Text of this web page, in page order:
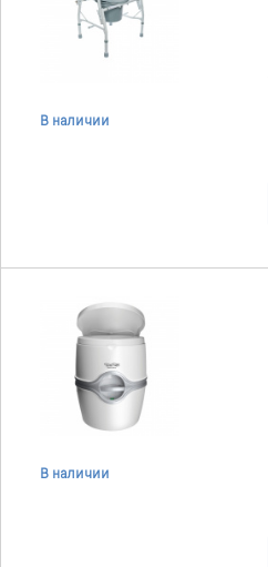
В наличии
В наличии